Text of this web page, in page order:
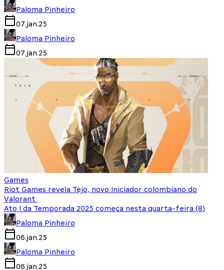
Paloma Pinheiro
07.jan.25
Paloma Pinheiro
07.jan.25
Games
Riot Games revela Tejo, novo Iniciador colombiano do
Valorant
Ato I da Temporada 2025 começa nesta quarta-feira (8)
Paloma Pinheiro
06.jan.25
Paloma Pinheiro
06.jan.25